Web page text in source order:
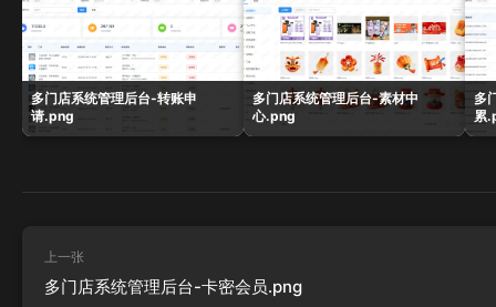
多门店系统管理后台-转账申
请.png
多门店系统管理后台-素材中
心.png
多
累
上一张
多门店系统管理后台-卡密会员.png